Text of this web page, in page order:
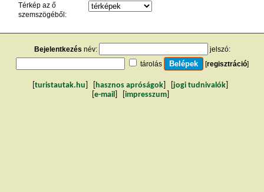
Térkép az ő
szemszögéből:
Bejelentkezés név:
jelszó:
tárolás
[regisztráció]
turistautak.hu hasznos apróságok jogi tudnivalók
e-mail impresszum]